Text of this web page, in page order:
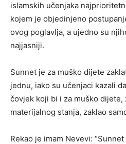
islamskih učenjaka
kojem je objedinjeno
ovog poglavlja, a ujedno su
najjasniji.
Sunnet je za muško dijete
jednu, iako su učenjaci kazali
čovjek koji bi i za muško dijete,
materijalnog stanja, zaklao
Rekao je imam Nevevi: